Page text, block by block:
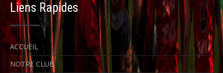
Liens Rapides
ACCUEIL
NOTRE CLUB